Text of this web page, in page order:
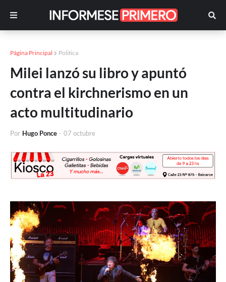
Página Principal Politica
Milei lanzó su libro y apuntó
contra el kirchnerismo en un
acto multitudinario
Por Hugo Ponce - 07 octubre